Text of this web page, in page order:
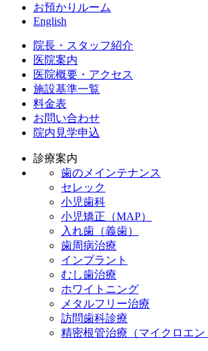
お預かりルーム
English
院長・スタッフ紹介
医院案内
医院概要・アクセス
施設基準一覧
料金表
お問い合わせ
院内見学申込
診療案内
歯のメインテナンス
セレック
小児歯科
小児矯正（MAP）
入れ歯（義歯）
歯周病治療
インプラント
むし歯治療
ホワイトニング
メタルフリー治療
訪問歯科診療
精密根管治療（マイクロエン